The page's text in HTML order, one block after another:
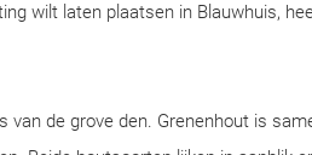
wilt laten plaatsen in Blauwhuis,
van de grove den. Grenenhout is